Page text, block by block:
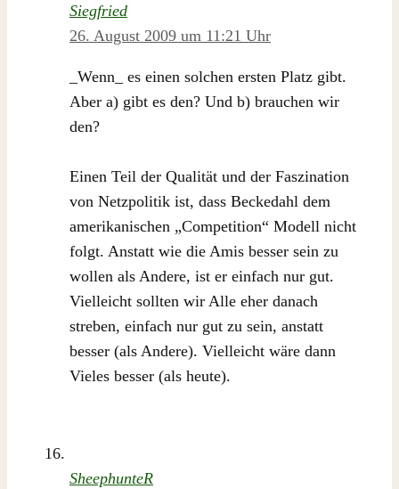
Siegfried
26. August 2009 um 11:21 Uhr
_Wenn_ es einen solchen ersten Platz gibt.
Aber a) gibt es den? Und b) brauchen wir
den?
Einen Teil der Qualität und der Faszination
von Netzpolitik ist, dass Beckedahl dem
amerikanischen „Competition“ Modell nicht
folgt. Anstatt wie die Amis besser sein zu
wollen als Andere, ist er einfach nur gut.
Vielleicht sollten wir Alle eher danach
streben, einfach nur gut zu sein, anstatt
besser (als Andere). Vielleicht wäre dann
Vieles besser (als heute).
SheephunteR